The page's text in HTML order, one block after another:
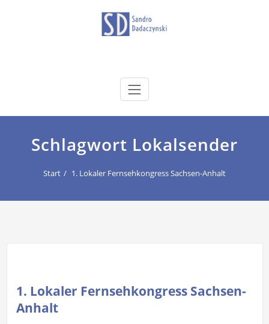
dadaczynski.de
Schlagwort Lokalsender
Start 1. Lokaler Fernsehkongress Sachsen-Anhalt
1. Lokaler Fernsehkongress Sachsen-
Anhalt